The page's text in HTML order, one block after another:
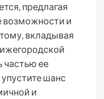
предлагая
возможности и
вкладывая
частью ее
шанс
и